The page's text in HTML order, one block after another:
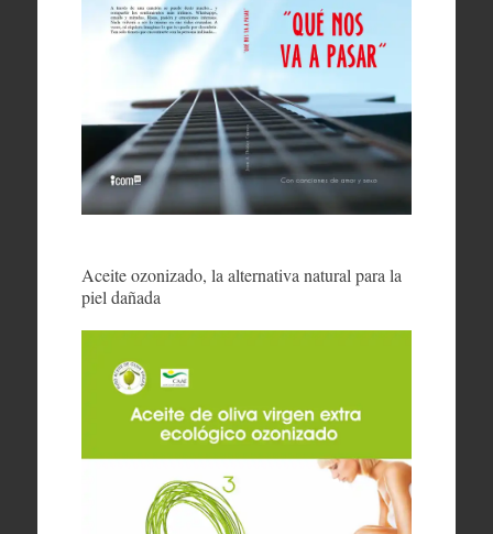
Aceite ozonizado, la alternativa natural para la
piel dañada